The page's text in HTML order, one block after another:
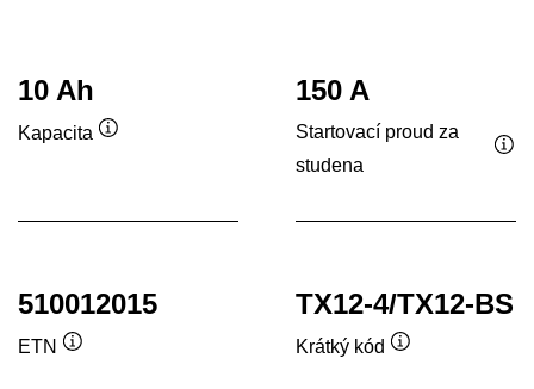
10 Ah
Kapacita
150 A
Startovací proud za
studena
510012015
ETN
TX12-4/TX12-BS
Krátký kód